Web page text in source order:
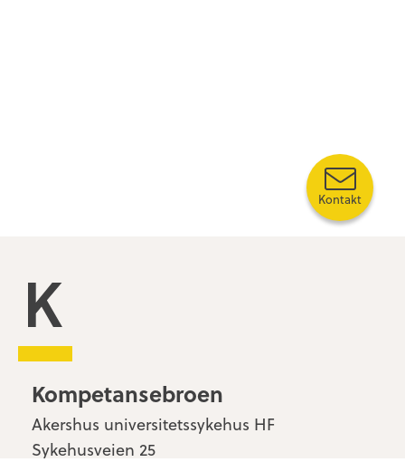
Kompetansebroen
Kompetansebroen
Akershus universitetssykehus HF
Sykehusveien 25
Kontakt